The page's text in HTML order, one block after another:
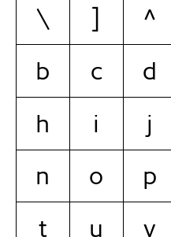
\
] ^
b
c d
h
i j
n
o p
t
u v